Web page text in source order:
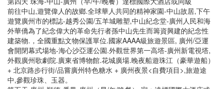
前往中山,遊覽偉人的故鄉.全球華人共同的精神家園-中山故居,下午
遊覽廣州市的標誌-越秀公園/五羊城雕塑,中山紀念堂-廣州人民和海
外華僑為了紀念偉大的革命先行者孫中山先生而籌資興建的紀念性
建築物.，全國重點文物保護單位.國家AAAA級旅遊景區, 廣州/亞運
會開閉幕式場地-海心沙亞運公園.外觀世界第一高塔-廣州新電視塔,
外觀廣州歌劇院.廣東省博物館.花城廣場.晚夜船遊珠江（豪華遊船）
+ 北京路步行街/品嘗廣州特色糖水 + 廣州夜景<自費項目>,旅遊途
中,參觀珍珠、玉器。